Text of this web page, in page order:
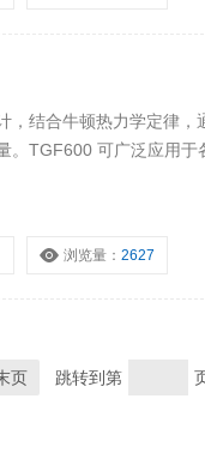
，结合牛顿热力学定律
。TGF600 可广泛应用于
浏览量：2627
页 跳转到第